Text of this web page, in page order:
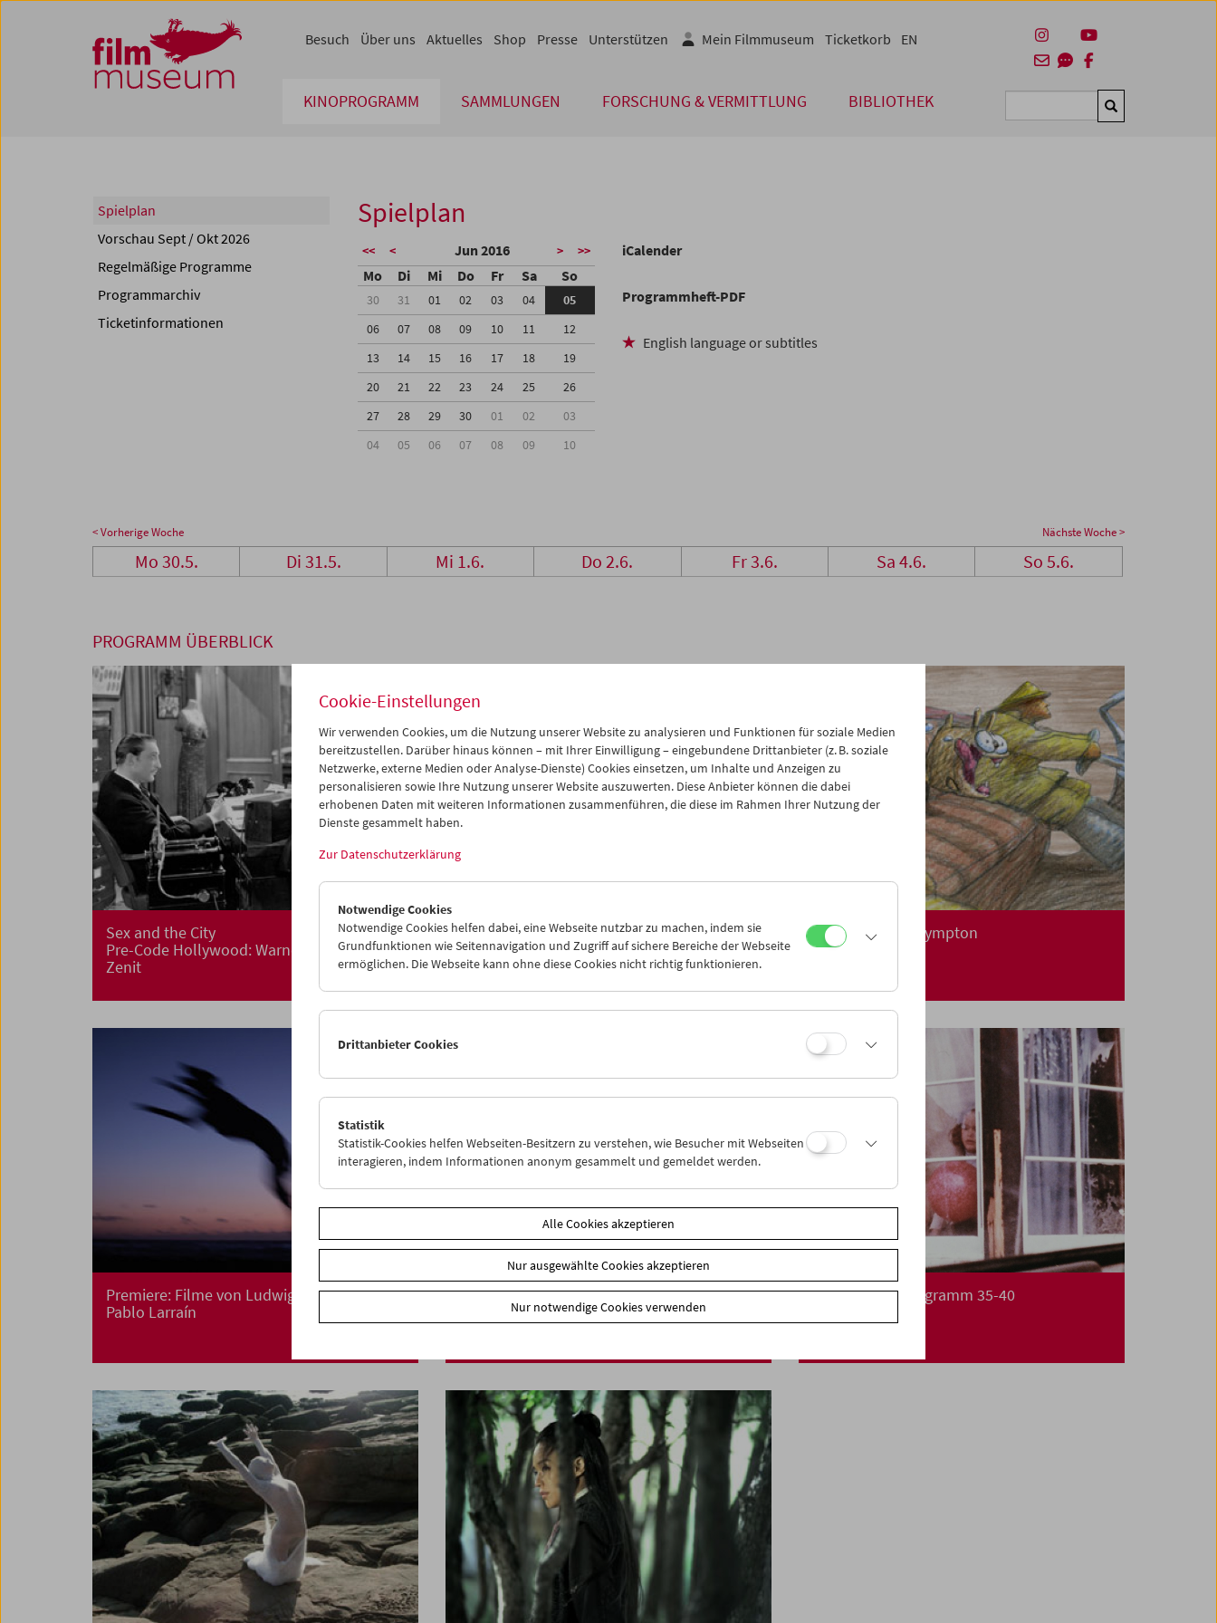
Zum Inhalt
Zum Hauptmenü
Zur Servicenavigation
Zum Suche
KINOPROGRAMM SAMMLUNGEN FORSCHUNG & VERMITTLUNG BIBLIOTHEK Suchen
Besuch Über uns Aktuelles Shop Presse Unterstützen Mein Filmmuseum Ticketkorb EN
Spielplan
Vorschau Sept / Okt 2026
Regelmäßige Programme
Programmarchiv
Ticketinformationen
Spielplan
<< < Jun 2016 > >>
Mo Di Mi Do Fr Sa So
30 31 01 02 03 04
05
06
07 08 09 10 11
12
13
14 15 16 17 18
19
20
21 22 23 24 25
26
27
28 29 30 01 02
03
04
05 06 07 08 09 10
iCalender
Programmheft-PDF
English language or subtitles
< Vorherige Woche Nächste Woche >
Mo 30.5. Di 31.5. Mi 1.6. Do 2.6. Fr 3.6. Sa 4.6. So 5.6.
PROGRAMM ÜBERBLICK
Sex and the City
Pre-Code Hollywood: Warner Bros. am
Zenit
Paul Verhoeven In person: Bill Plympton
Premiere: Filme von Ludwig Wüst und
Pablo Larraín
Die Strahlkraft der Stadt:
Ein Abend für Siegfried Mattl
Was ist Film: Programm 35-40
Cookie-Einstellungen
Wir verwenden Cookies, um die Nutzung unserer Website zu analysieren und Funktionen für soziale Medien
bereitzustellen. Darüber hinaus können – mit Ihrer Einwilligung – eingebundene Drittanbieter (z. B. soziale
Netzwerke, externe Medien oder Analyse-Dienste) Cookies einsetzen, um Inhalte und Anzeigen zu
personalisieren sowie Ihre Nutzung unserer Website auszuwerten. Diese Anbieter können die dabei
erhobenen Daten mit weiteren Informationen zusammenführen, die diese im Rahmen Ihrer Nutzung der
Dienste gesammelt haben.
Zur Datenschutzerklärung
Notwendige Cookies
Notwendige Cookies helfen dabei, eine Webseite nutzbar zu machen, indem sie
Grundfunktionen wie Seitennavigation und Zugriff auf sichere Bereiche der Webseite
ermöglichen. Die Webseite kann ohne diese Cookies nicht richtig funktionieren.
Drittanbieter Cookies
Statistik
Statistik-Cookies helfen Webseiten-Besitzern zu verstehen, wie Besucher mit Webseiten
interagieren, indem Informationen anonym gesammelt und gemeldet werden.
Alle Cookies akzeptieren
Nur ausgewählte Cookies akzeptieren
Nur notwendige Cookies verwenden